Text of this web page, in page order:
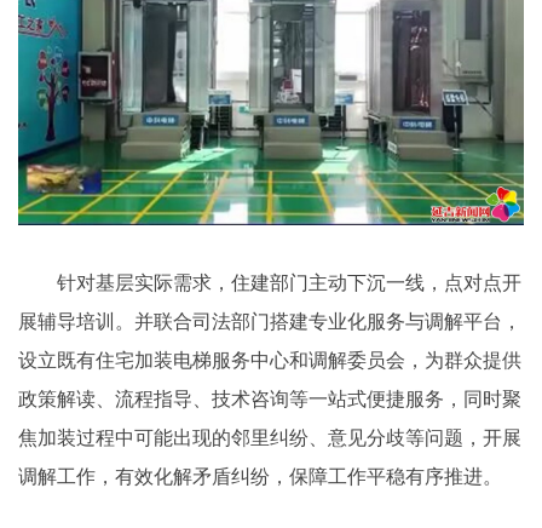
针对基层实际需求，住建部门主动下沉一线，点对点开
展辅导培训。并联合司法部门搭建专业化服务与调解平台，
设立既有住宅加装电梯服务中心和调解委员会，为群众提供
政策解读、流程指导、技术咨询等一站式便捷服务，同时聚
焦加装过程中可能出现的邻里纠纷、意见分歧等问题，开展
调解工作，有效化解矛盾纠纷，保障工作平稳有序推进。